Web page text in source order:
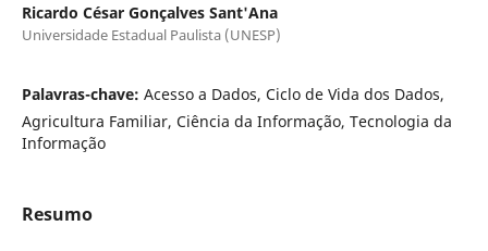
Ricardo César Gonçalves Sant'Ana
Universidade Estadual Paulista (UNESP)
Palavras-chave: Acesso a Dados, Ciclo de Vida dos Dados,
Agricultura Familiar, Ciência da Informação, Tecnologia da
Informação
Resumo